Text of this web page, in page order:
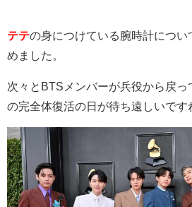
テテの身につけている腕時計につい
めました。
次々とBTSメンバーが兵役から戻
の完全体復活の日が待ち遠しいです